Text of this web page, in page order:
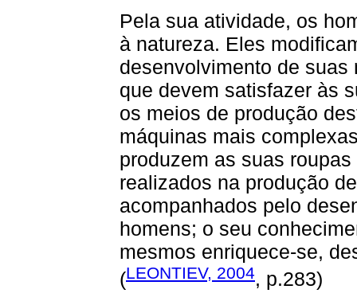
Pela sua atividade, os
à natureza. Eles
desenvolvimento de
que devem satisfazer às
os meios de produção
máquinas mais
produzem as suas
realizados na produção
acompanhados pelo
homens; o seu
mesmos enriquece-se,
(LEONTIEV, 2004, p.283)